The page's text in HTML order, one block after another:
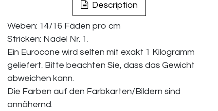
Description
Weben: 14/16 Fäden pro cm
Stricken: Nadel Nr. 1.
Ein Eurocone wird selten mit exakt 1 Kilogramm
geliefert. Bitte beachten Sie, dass das Gewicht
abweichen kann.
Die Farben auf den Farbkarten/Bildern sind
annähernd.